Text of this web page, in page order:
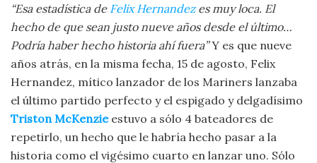
“Esa estadística de Felix Hernandezes muy loca. El
hecho de que sean justo nueve años desde el último…
Podría haber hecho historia ahí fuera”Y es que nueve
años atrás, en la misma fecha, 15 de agosto, Felix
Hernandez, mítico lanzador de los Mariners lanzaba
el último partido perfecto y el espigado y delgadísimo
Triston McKenzie estuvo a sólo 4 bateadores de
repetirlo, un hecho que le habría hecho pasar a la
historia como el vigésimo cuarto en lanzar uno. Sólo